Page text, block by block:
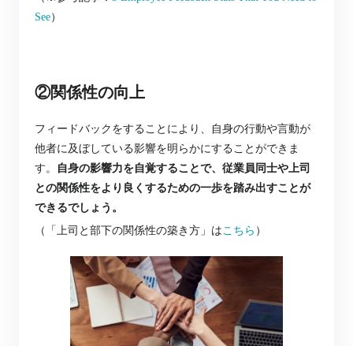
See）
②関係性の向上
フィードバックをすることにより、自身の行動や言動が
他者に及ぼしている影響を明らかにすることができま
す。
自身の影響力を自覚することで、従業員同士や上司
との関係性をより良くするための一歩を踏み出すことが
できるでしょう。
（「上司と部下の関係性の築き方」は こちら ）